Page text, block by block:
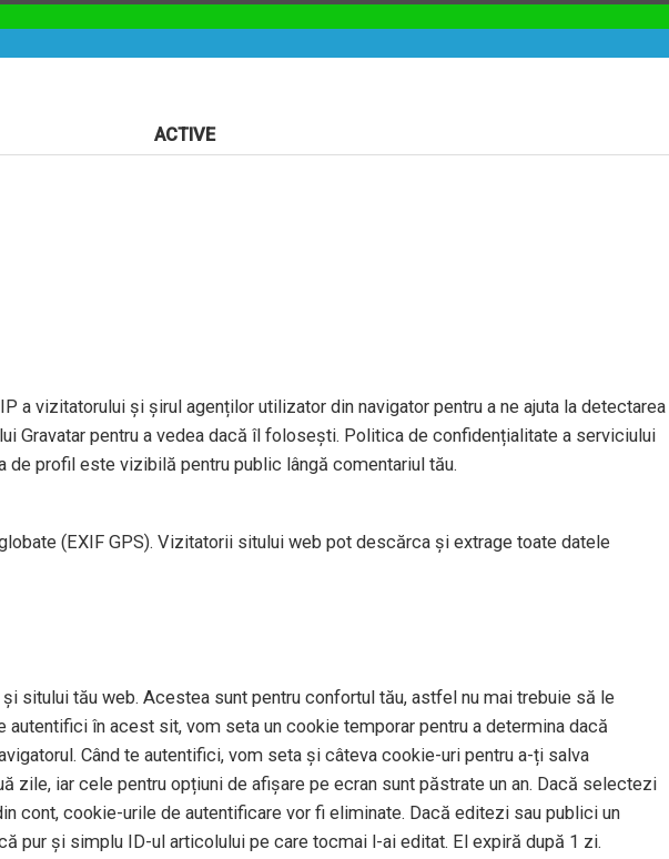
ACTIVE
vizitatorului și șirul agenților utilizator din navigator pentru a ne ajuta la detectarea
Gravatar pentru a vedea dacă îl folosești. Politica de confidențialitate a serviciului
profil este vizibilă pentru public lângă comentariul tău.
(EXIF GPS). Vizitatorii sitului web pot descărca și extrage toate datele
sitului tău web. Acestea sunt pentru confortul tău, astfel nu mai trebuie să le
în acest sit, vom seta un cookie temporar pentru a determina dacă
Când te autentifici, vom seta și câteva cookie-uri pentru a-ți salva
iar cele pentru opțiuni de afișare pe ecran sunt păstrate un an. Dacă selectezi
cont, cookie-urile de autentificare vor fi eliminate. Dacă editezi sau publici un
pur și simplu ID-ul articolului pe care tocmai l-ai editat. El expiră după 1 zi.